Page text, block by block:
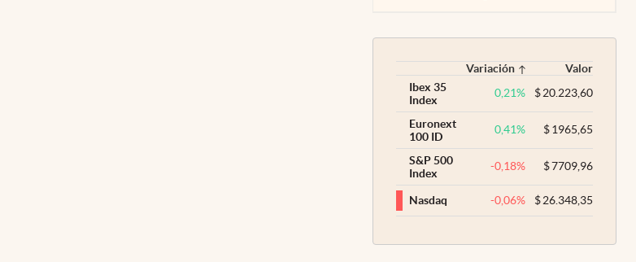
Variación
Valor
Ibex 35
Index
0,21% $20.223,60
Euronext
100 ID
0,41% $1965,65
S&P 500
Index
-0,18% $7709,96
Nasdaq -0,06% $26.348,35